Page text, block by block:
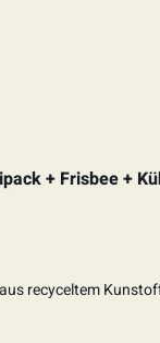
+ Frisbee +
recyceltem